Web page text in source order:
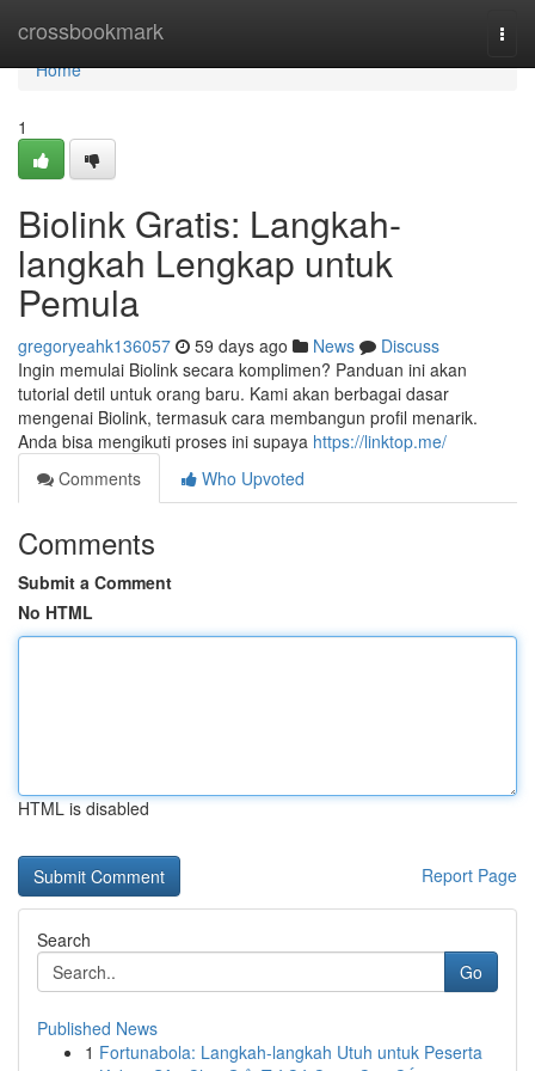
crossbookmark
Home
Home
1
Biolink Gratis: Langkah-
langkah Lengkap untuk
Pemula
gregoryeahk136057 59 days ago News
Discuss
Ingin memulai Biolink secara komplimen? Panduan ini akan
tutorial detil untuk orang baru. Kami akan berbagai dasar
mengenai Biolink, termasuk cara membangun profil menarik.
Anda bisa mengikuti proses ini supaya https://linktop.me/
Comments
Who Upvoted
Comments
Submit a Comment
No HTML
HTML is disabled
Report Page
Search
Go
Published News
1 Fortunabola: Langkah-langkah Utuh untuk Peserta